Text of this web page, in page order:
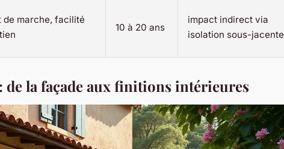
de marche, facilité
10 à 20 ans
impact indirect via
isolation sous-jacente
de la façade aux finitions intérieures